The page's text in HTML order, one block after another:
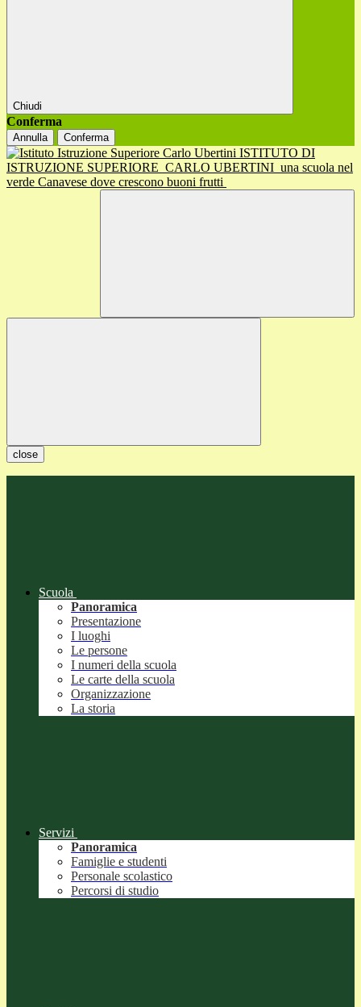
Chiudi
Conferma
Annulla Conferma
ISTITUTO DI
ISTRUZIONE SUPERIORE CARLO UBERTINI una scuola nel
verde Canavese dove crescono buoni frutti
close
Scuola
Panoramica
Presentazione
I luoghi
Le persone
I numeri della scuola
Le carte della scuola
Organizzazione
La storia
Servizi
Panoramica
Famiglie e studenti
Personale scolastico
Percorsi di studio